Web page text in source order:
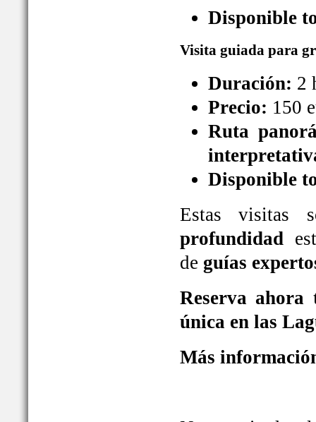
Disponible
Visita guiada para
Duración: 2
Precio: 150
Ruta
Disponible
Estas
profundidad
de guías
Reserva
única en las
Más